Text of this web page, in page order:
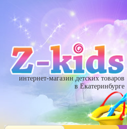
интернет-магазин детских товаров
в Екатеринбурге